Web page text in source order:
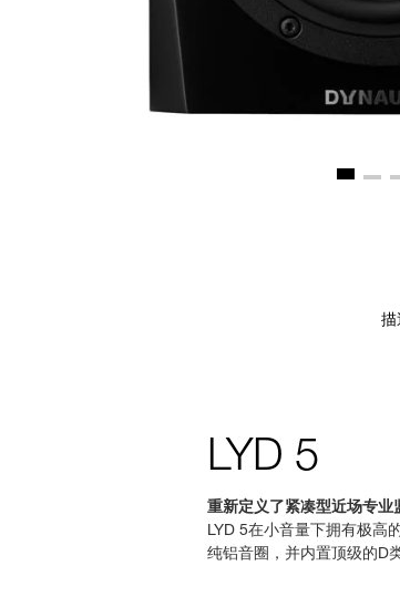
描
LYD 5
重新定义了紧凑型近场专业
LYD 5在小音量下拥有极高
纯铝音圈，并内置顶级的D